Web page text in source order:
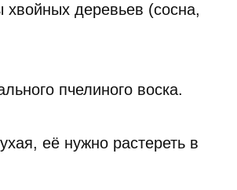
хвойных деревьев (сосна,
пчелиного воска.
её нужно растереть в